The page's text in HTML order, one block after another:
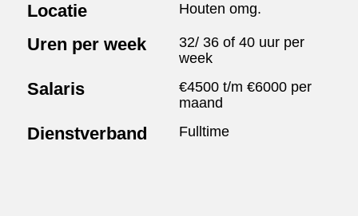
Locatie Houten omg.
Uren per week
32/ 36 of 40 uur per
week
Salaris
€4500 t/m €6000 per
maand
Dienstverband Fulltime